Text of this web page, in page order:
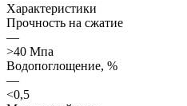
Характеристики
Прочность на сжатие
—
>40 Мпа
Водопоглощение, %
—
<0,5